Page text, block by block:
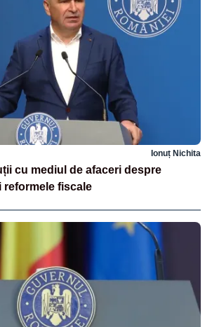
Ionuț Nichita
cu mediul de afaceri despre
reformele fiscale